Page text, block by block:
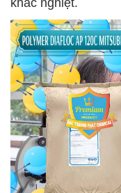
khắc nghiệt.